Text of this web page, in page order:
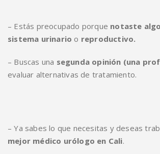
– Estás preocupado porque notaste
sistema urinario o reproductivo.
– Buscas una segunda opinión (una
evaluar alternativas de tratamiento.
– Ya sabes lo que necesitas y deseas
mejor médico urólogo en Cali.